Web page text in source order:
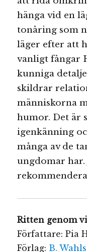
hänga vid en
tonåring som
läger efter att
vanligt fångar
kunniga
skildrar
människorna
humor. Det är
igenkänning
många av de
ungdomar har.
Ritten genom
Författare: Pia
Förlag: B.